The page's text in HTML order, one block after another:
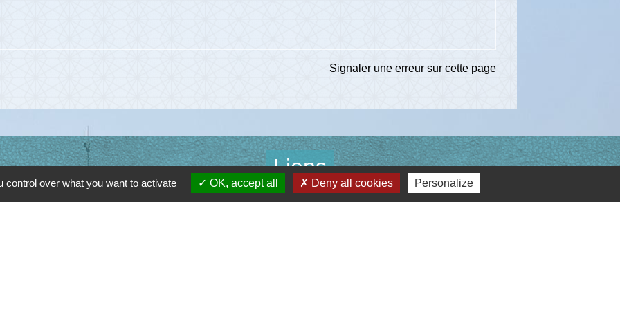
Signaler une erreur sur cette page
Liens
over what you want to activate OK, accept all Deny all cookies Personalize